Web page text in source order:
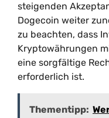
steigenden
Dogecoin weiter
zu beachten, dass
Kryptowährungen
eine sorgfältige
erforderlich ist.
Thementipp: